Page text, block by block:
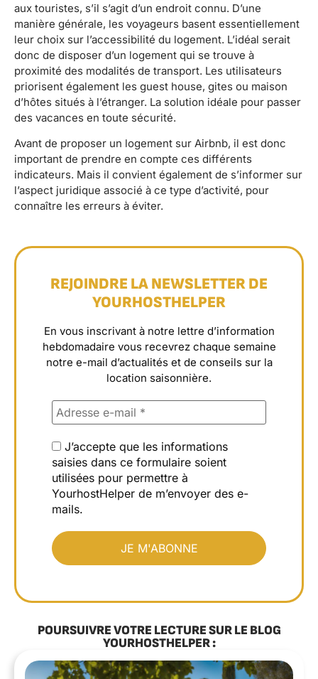
aux touristes, s’il s’agit d’un endroit connu. D’une
manière générale, les voyageurs basent essentiellement
leur choix sur l’accessibilité du logement. L’idéal serait
donc de disposer d’un logement qui se trouve à
proximité des modalités de transport. Les utilisateurs
priorisent également les guest house, gites ou maison
d’hôtes situés à l’étranger. La solution idéale pour passer
des vacances en toute sécurité.
Avant de proposer un logement sur Airbnb, il est donc
important de prendre en compte ces différents
indicateurs. Mais il convient également de s’informer sur
l’aspect juridique associé à ce type d’activité, pour
connaître les erreurs à éviter.
REJOINDRE LA NEWSLETTER DE
YOURHOSTHELPER
En vous inscrivant à notre lettre d’information
hebdomadaire vous recevrez chaque semaine
notre e-mail d’actualités et de conseils sur la
location saisonnière.
J’accepte que les informations
saisies dans ce formulaire soient
utilisées pour permettre à
YourhostHelper de m’envoyer des e-
mails.
POURSUIVRE VOTRE LECTURE SUR LE BLOG
YOURHOSTHELPER :